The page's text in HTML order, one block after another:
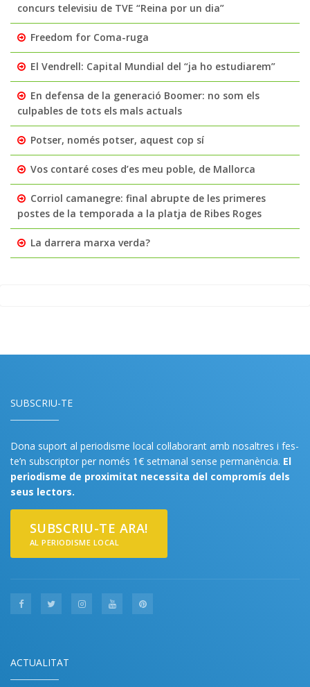
concurs televisiu de TVE “Reina por un dia”
Freedom for Coma-ruga
El Vendrell: Capital Mundial del “ja ho estudiarem”
En defensa de la generació Boomer: no som els
culpables de tots els mals actuals
Potser, només potser, aquest cop sí
Vos contaré coses d’es meu poble, de Mallorca
Corriol camanegre: final abrupte de les primeres
postes de la temporada a la platja de Ribes Roges
La darrera marxa verda?
SUBSCRIU-TE
Dona suport al periodisme local col·laborant amb nosaltres i fes-
te’n subscriptor per només 1€ setmanal sense permanència. El
periodisme de proximitat necessita del compromís dels
seus lectors.
SUBSCRIU-TE ARA!
AL PERIODISME LOCAL
ACTUALITAT